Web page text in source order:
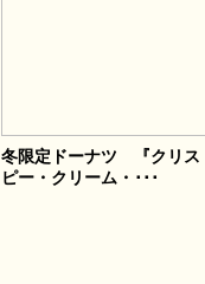
冬限定ドーナツ 『クリス
ピー・クリーム・･･･